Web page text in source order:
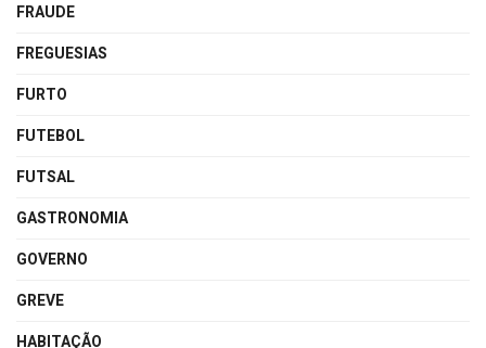
FRAUDE
FREGUESIAS
FURTO
FUTEBOL
FUTSAL
GASTRONOMIA
GOVERNO
GREVE
HABITAÇÃO